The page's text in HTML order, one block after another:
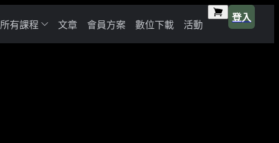
所有課程 文章 會員方案 數位下載 活動
登入